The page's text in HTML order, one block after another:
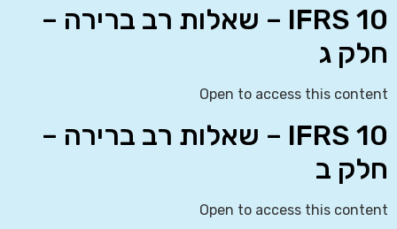
IFRS 10 – שאלות רב ברירה –
חלק ג
Open to access this content
IFRS 10 – שאלות רב ברירה –
חלק ב
Open to access this content